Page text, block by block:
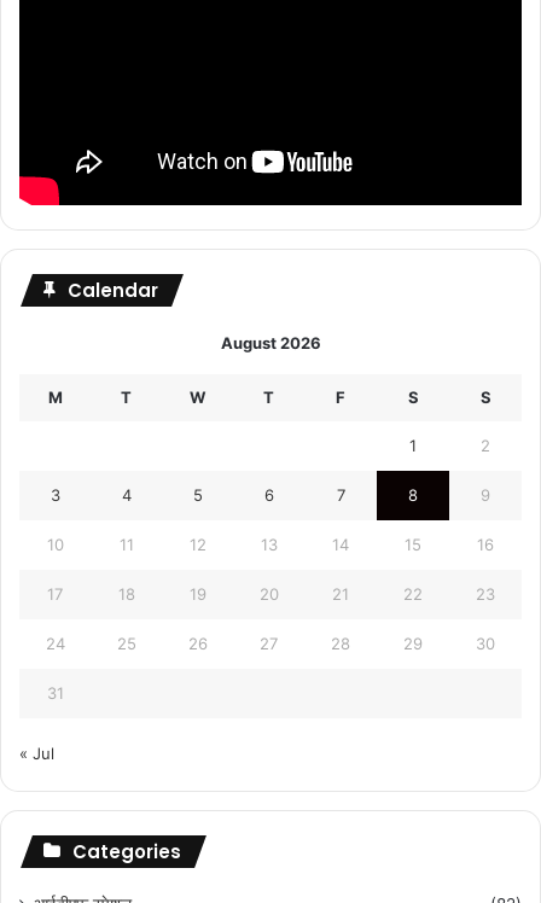
Calendar
August 2026
M T W T F S S
1 2
3 4 5 6 7 8 9
10 11 12 13 14 15 16
17 18 19 20 21 22 23
24 25 26 27 28 29 30
31
« Jul
Categories